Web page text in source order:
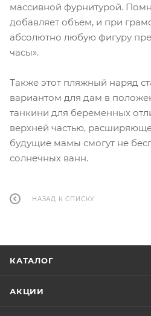
массивной фурнитурой.
добавляет объем, и при
абсолютно любую фигуру
часы».
Также этот пляжный наряд
вариантом для дам в
танкини для беременных
верхней частью,
будущие мамы смогут не
солнечных ванн.
НАЗАД К СПИСКУ
КАТАЛОГ
АКЦИИ